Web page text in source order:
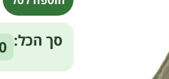
Alternative:
סך הכל: